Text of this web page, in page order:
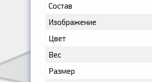
Состав
Изображение
Цвет
Вес
Размер